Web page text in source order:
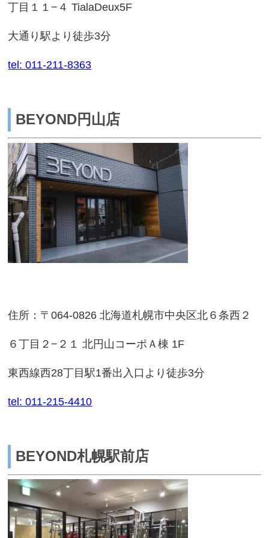
丁目１１−４ TialaDeux5F
大通り駅より徒歩3分
tel: 011-211-8363
BEYOND円山店
住所：〒064-0826 北海道札幌市中央区北６条西２
６丁目２−２１ 北円山コーポＡ棟 1F
東西線西28丁目駅1番出入口より徒歩3分
tel: 011-215-4410
BEYOND札幌駅前店